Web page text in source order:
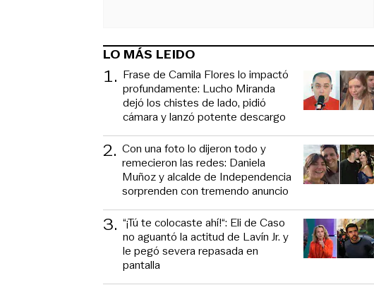
LO MÁS LEIDO
1. Frase de Camila Flores lo impactó
profundamente: Lucho Miranda
dejó los chistes de lado, pidió
cámara y lanzó potente descargo
2. Con una foto lo dijeron todo y
remecieron las redes: Daniela
Muñoz y alcalde de Independencia
sorprenden con tremendo anuncio
3. “¡Tú te colocaste ahí!“: Eli de Caso
no aguantó la actitud de Lavín Jr. y
le pegó severa repasada en
pantalla